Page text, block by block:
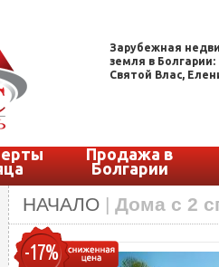
Зарубежная
земля в
Святой Влас,
Продажа в
Болгарии
НАЧАЛО | Дома с 2
-17%